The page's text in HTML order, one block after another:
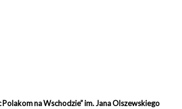
Polakom na Wschodzie” im. Jana Olszewskiego